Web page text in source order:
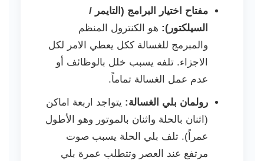
مفتاح اختيار البرامج (التايمر /
السيلكتور): هو الكنترول المنظم
والمبرمج للغسالة ككل يعطي الامر لكل
الاجزاء. تلفه يسبب خلل بالوظائف أو
عدم عمل الغسالة تماماً.
رولمان بلي الغسالة: يتواجد اربعة اماكن
(اثنان بالحلة واثنان بالموتور وهو الأطول
عمراً). تلف بلي الحلة يسبب صوت
مرتفع عند العصر وتتطلب عمرة بلي